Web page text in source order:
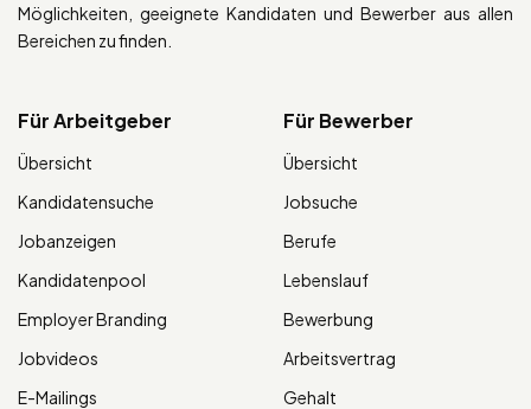
Möglichkeiten, geeignete Kandidaten und Bewerber aus allen
Bereichen zu finden.
Für Arbeitgeber
Übersicht
Kandidatensuche
Jobanzeigen
Kandidatenpool
Employer Branding
Jobvideos
E-Mailings
Für Bewerber
Übersicht
Jobsuche
Berufe
Lebenslauf
Bewerbung
Arbeitsvertrag
Gehalt